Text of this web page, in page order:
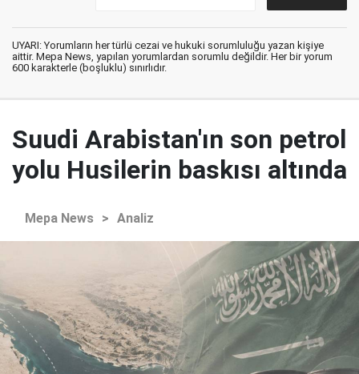
UYARI: Yorumların her türlü cezai ve hukuki sorumluluğu yazan kişiye
aittir. Mepa News, yapılan yorumlardan sorumlu değildir. Her bir yorum
600 karakterle (boşluklu) sınırlıdır.
Suudi Arabistan'ın son petrol
yolu Husilerin baskısı altında
Mepa News > Analiz